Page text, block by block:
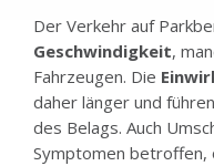
Der Verkehr auf
Geschwindigkeit,
Fahrzeugen. Die
daher länger und
des Belags. Auch
Symptomen betroffen,